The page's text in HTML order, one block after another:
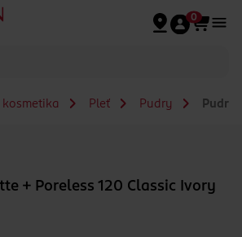
0
Pleť Pudry Pudr
+ Poreless 120 Classic Ivory